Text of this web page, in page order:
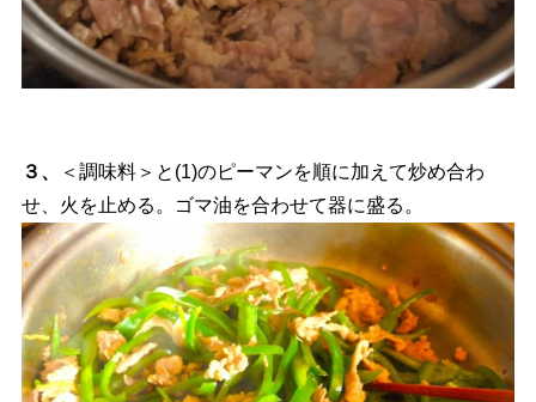
３、
＜調味料＞と(1)のピーマンを順に加えて炒め合わ
せ、火を止める。ゴマ油を合わせて器に盛る。